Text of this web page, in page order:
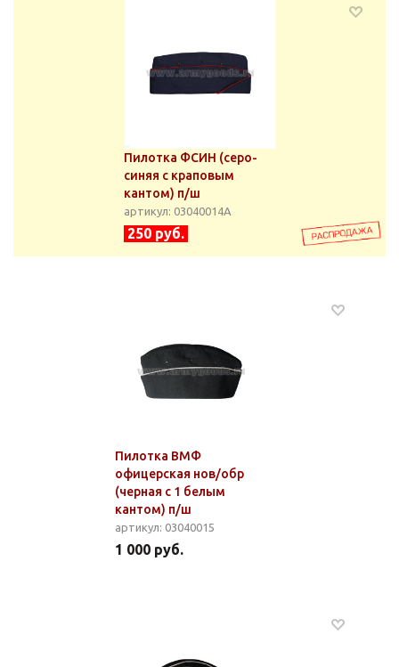
Пилотка ФСИН (серо-
синяя с краповым
кантом) п/ш
артикул: 03040014А
250 руб.
Пилотка ВМФ
офицерская нов/обр
(черная с 1 белым
кантом) п/ш
артикул: 03040015
1 000 руб.